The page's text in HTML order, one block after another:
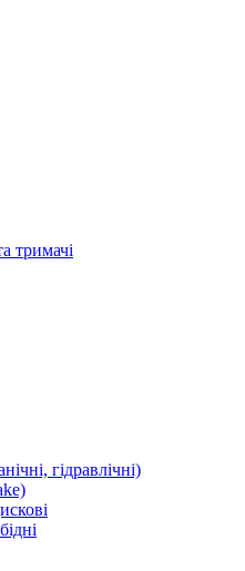
тримачі
гідравлічні)